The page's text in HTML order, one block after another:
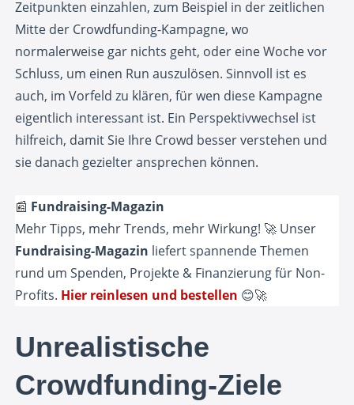
Zeitpunkten einzahlen, zum Beispiel in der zeitlichen
Mitte der Crowdfunding-Kampagne, wo
normalerweise gar nichts geht, oder eine Woche vor
Schluss, um einen Run auszulösen. Sinnvoll ist es
auch, im Vorfeld zu klären, für wen diese Kampagne
eigentlich interessant ist. Ein Perspektivwechsel ist
hilfreich, damit Sie Ihre Crowd besser verstehen und
sie danach gezielter ansprechen können.
📰 Fundraising-Magazin
Mehr Tipps, mehr Trends, mehr Wirkung! 🚀 Unser
Fundraising-Magazin liefert spannende Themen
rund um Spenden, Projekte & Finanzierung für Non-
Profits. Hier reinlesen und bestellen 😊🚀
Unrealistische
Crowdfunding-Ziele